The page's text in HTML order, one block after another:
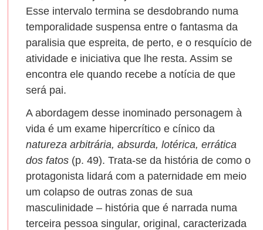
Esse intervalo termina se desdobrando numa
temporalidade suspensa entre o fantasma da
paralisia que espreita, de perto, e o resquício de
atividade e iniciativa que lhe resta. Assim se
encontra ele quando recebe a notícia de que
será pai.
A abordagem desse inominado personagem à
vida é um exame hipercrítico e cínico da
natureza arbitrária, absurda, lotérica, errática
dos fatos (p. 49). Trata-se da história de como o
protagonista lidará com a paternidade em meio
um colapso de outras zonas de sua
masculinidade – história que é narrada numa
terceira pessoa singular, original, caracterizada